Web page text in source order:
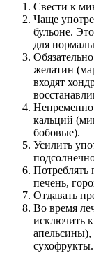
Свести к
Чаще
бульоне.
для
желатин
входят
кальций
бобовые).
Усилить
печень,
Отдавать
Во время
исключить
апельсины),